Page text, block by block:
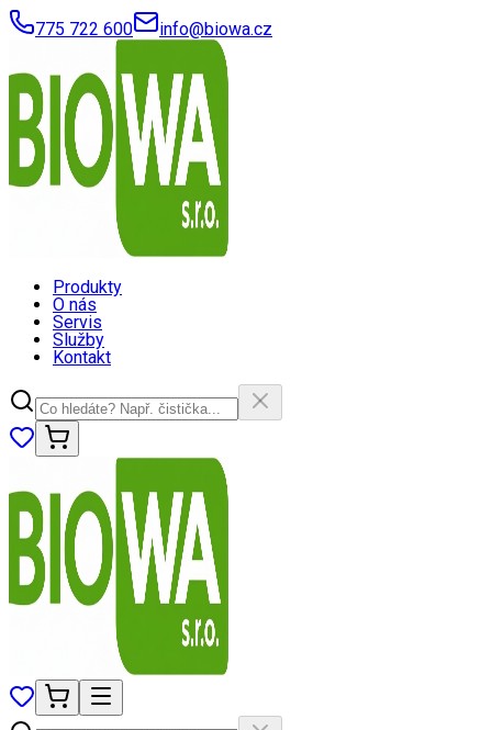
775 722 600 info@biowa.cz
Produkty
O nás
Servis
Služby
Kontakt